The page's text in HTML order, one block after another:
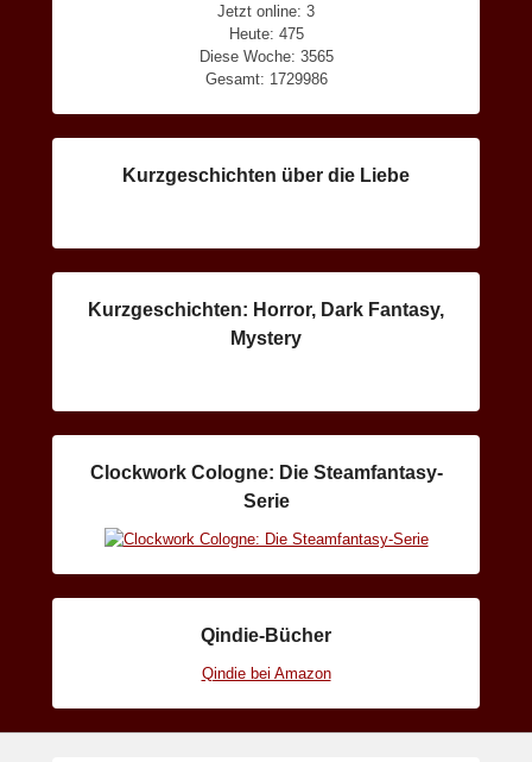
Jetzt online: 3
Heute: 475
Diese Woche: 3565
Gesamt: 1729986
Kurzgeschichten über die Liebe
Kurzgeschichten: Horror, Dark Fantasy,
Mystery
Clockwork Cologne: Die Steamfantasy-
Serie
Qindie-Bücher
Qindie bei Amazon